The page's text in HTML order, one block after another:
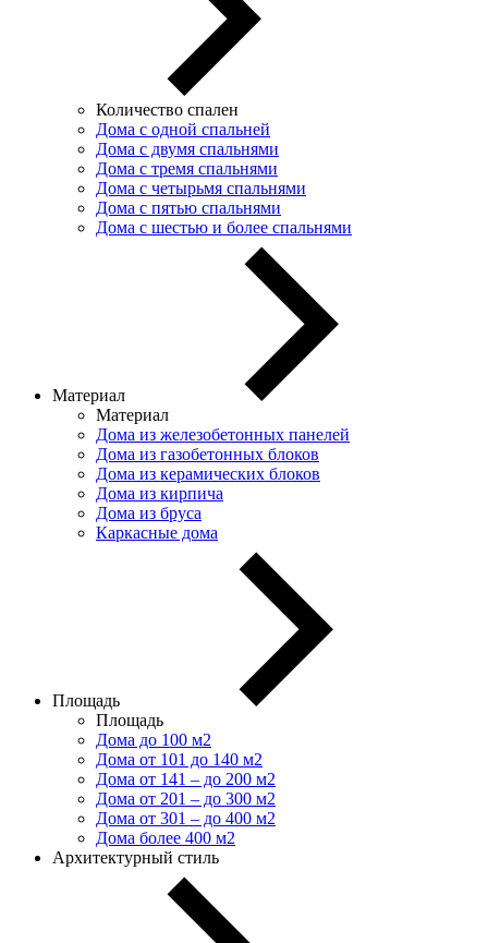
Количество спален
Дома с одной спальней
Дома с двумя спальнями
Дома с тремя спальнями
Дома с четырьмя спальнями
Дома с пятью спальнями
Дома с шестью и более спальнями
Материал
Материал
Дома из железобетонных панелей
Дома из газобетонных блоков
Дома из керамических блоков
Дома из кирпича
Дома из бруса
Каркасные дома
Площадь
Площадь
Дома до 100 м2
Дома от 101 до 140 м2
Дома от 141 – до 200 м2
Дома от 201 – до 300 м2
Дома от 301 – до 400 м2
Дома более 400 м2
Архитектурный стиль